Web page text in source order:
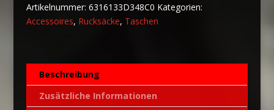
:
Artikelnummer: 6316133D348C0 Kategorien:
Accessoires, Rucksäcke, Taschen
Beschreibung
Zusätzliche Informationen